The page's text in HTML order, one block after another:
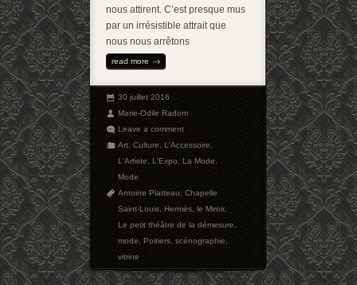
nous attirent. C’est presque mus
par un irrésistible attrait que
nous nous arrêtons
read more
30 juillet 2016
Marie-Odile Radom
Leave a comment
Art,Culture,L'Accessoire,
L'Artiste,L'Expo,La Mode,
Mode
Antoine Platteau,Chapelle
Saint-Louis,Hermès,le Miroir,
Le petit théâtre de la démesure,
mode,Poitiers,scénographie,
vitrine